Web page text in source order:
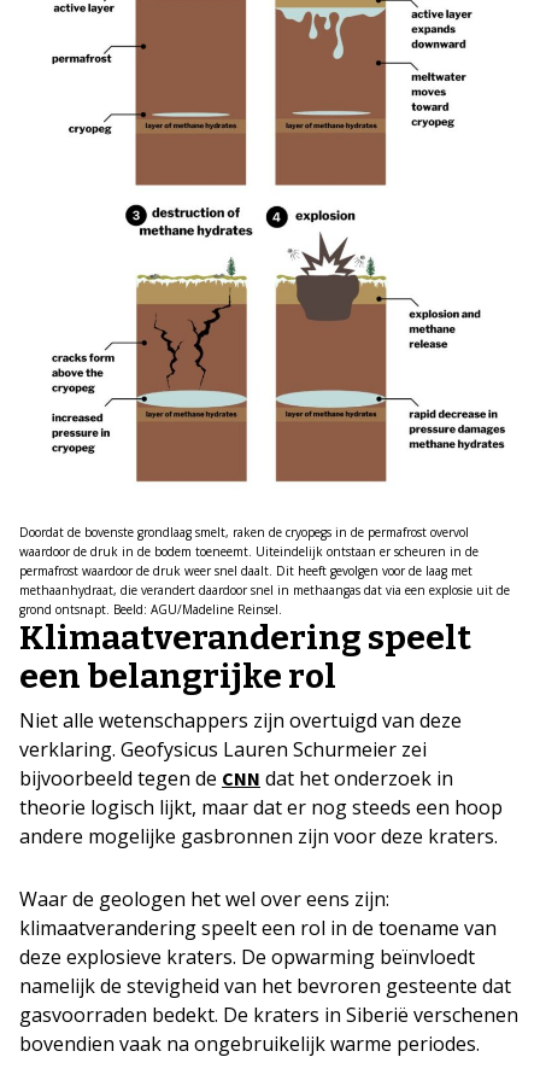
Doordat de bovenste grondlaag smelt, raken de cryopegs in de permafrost overvol
waardoor de druk in de bodem toeneemt. Uiteindelijk ontstaan er scheuren in de
permafrost waardoor de druk weer snel daalt. Dit heeft gevolgen voor de laag met
methaanhydraat, die verandert daardoor snel in methaangas dat via een explosie uit de
grond ontsnapt. Beeld: AGU/Madeline Reinsel.
Klimaatverandering speelt
een belangrijke rol
Niet alle wetenschappers zijn overtuigd van deze
verklaring. Geofysicus Lauren Schurmeier zei
bijvoorbeeld tegen de CNN dat het onderzoek in
theorie logisch lijkt, maar dat er nog steeds een hoop
andere mogelijke gasbronnen zijn voor deze kraters.
Waar de geologen het wel over eens zijn:
klimaatverandering speelt een rol in de toename van
deze explosieve kraters. De opwarming beïnvloedt
namelijk de stevigheid van het bevroren gesteente dat
gasvoorraden bedekt. De kraters in Siberië verschenen
bovendien vaak na ongebruikelijk warme periodes.